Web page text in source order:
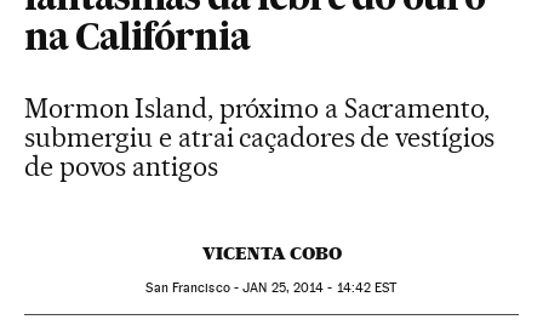
na Califórnia
Mormon Island, próximo a Sacramento,
submergiu e atrai caçadores de vestígios
de povos antigos
VICENTA COBO
San Francisco -JAN 25, 2014 - 14:42 EST